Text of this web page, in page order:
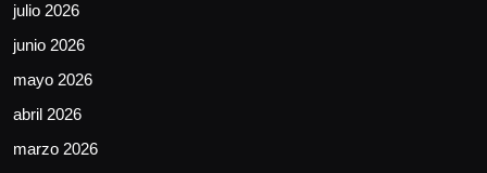
julio 2026
junio 2026
mayo 2026
abril 2026
marzo 2026